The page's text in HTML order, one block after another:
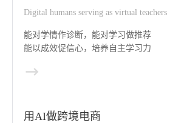
Digital humans serving as virtual teachers
能对学情作诊断，能对学习做推荐
能以成效促信心，培养自主学习力
用AI做跨境电商